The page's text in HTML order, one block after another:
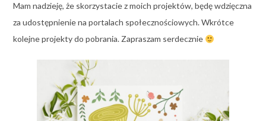
Mam nadzieję, że skorzystacie z moich projektów, będę wdzięczna
za udostępnienie na portalach społecznościowych. Wkrótce
kolejne projekty do pobrania. Zapraszam serdecznie